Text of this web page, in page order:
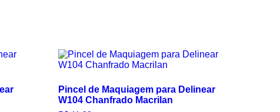
Pincel de Maquiagem para Delinear
W104 Chanfrado Macrilan